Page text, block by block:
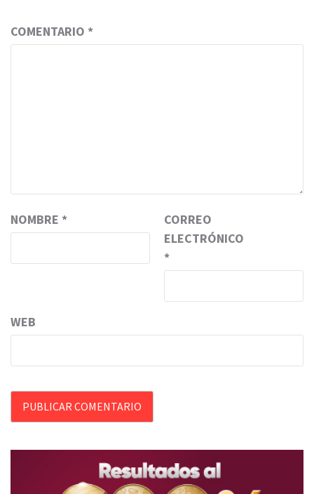
COMENTARIO *
NOMBRE *
CORREO
ELECTRÓNICO
*
WEB